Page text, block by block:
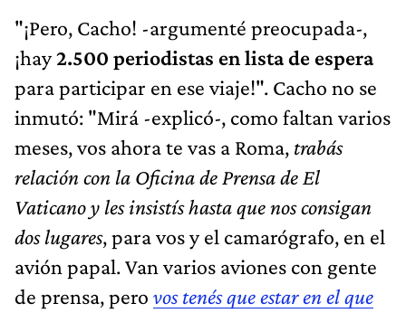
"¡Pero, Cacho! -argumenté preocupada-,
¡hay2.500 periodistas en lista de espera
para participar en ese viaje!". Cacho no se
inmutó: "Mirá -explicó-, como faltan varios
meses, vos ahora te vas a Roma, trabás
relación con la Oficina de Prensa de El
Vaticano y les insistís hasta que nos consigan
dos lugares, para vos y el camarógrafo, en el
avión papal. Van varios aviones con gente
de prensa, pero vos tenés que estar en el que